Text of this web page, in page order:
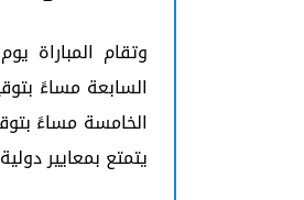
السابعة مساءً
الخامسة مساءً
يتمتع بمعايير